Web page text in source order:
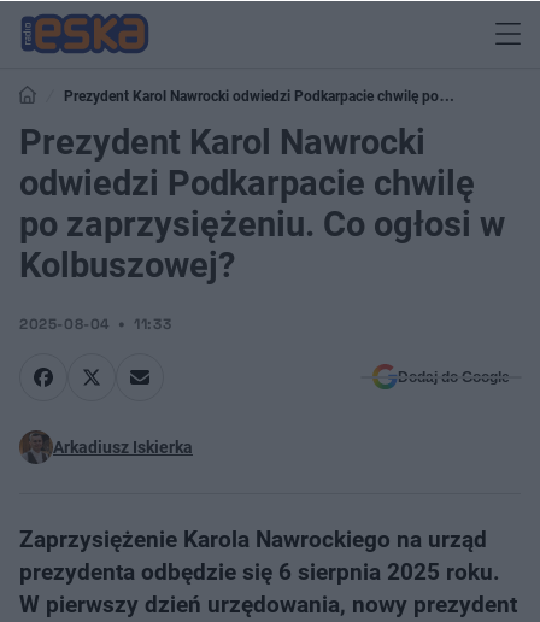
Prezydent Karol Nawrocki odwiedzi Podkarpacie chwilę po
zaprzysiężeniu. Co ogłosi w Kolbuszowej?
Prezydent Karol Nawrocki
odwiedzi Podkarpacie chwilę
po zaprzysiężeniu. Co ogłosi w
Kolbuszowej?
2025-08-04 11:33
Dodaj do Google
Arkadiusz Iskierka
Zaprzysiężenie Karola Nawrockiego na urząd
prezydenta odbędzie się 6 sierpnia 2025 roku.
W pierwszy dzień urzędowania, nowy prezydent